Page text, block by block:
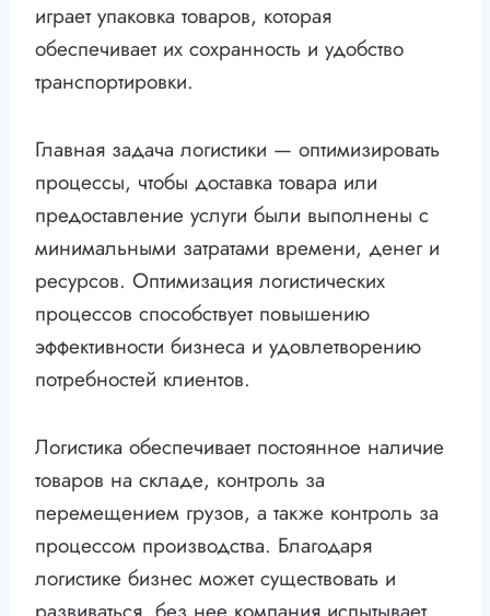
играет упаковка товаров, которая
обеспечивает их сохранность и удобство
транспортировки.
Главная задача логистики — оптимизировать
процессы, чтобы доставка товара или
предоставление услуги были выполнены с
минимальными затратами времени, денег и
ресурсов. Оптимизация логистических
процессов способствует повышению
эффективности бизнеса и удовлетворению
потребностей клиентов.
Логистика обеспечивает постоянное наличие
товаров на складе, контроль за
перемещением грузов, а также контроль за
процессом производства. Благодаря
логистике бизнес может существовать и